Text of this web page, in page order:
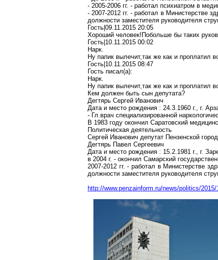
- 2005-2006 гг. - работал психиатром в
- 2007-2012 гг. - работал в Министерстве
должности заместителя руководителя
Гость|09.11.2015 20:05
Хороший человек!Побольше бы таких
Гость|10.11.2015 00:02
Нарк.
Ну папик вылечит,так же как и проплатил
Гость|10.11.2015 08:47
Гость писал(a):
Нарк.
Ну папик вылечит,так же как и проплатил
Кем должен быть сын депутата?
Дегтярь Сергей Иванович
Дата и место рождения : 24.3.1960 г., г.
- Гл.врач специализированной
В 1983 году окончил Саратовский
Политическая деятельность
Сергей Иванович депутат Пензенской
Дегтярь Павел Сергеевич
Дата и место рождения : 15.2.1981 г., г.
в 2004 г. - окончил Самарский
2007-2012 гг. - работал в Министерстве
должности заместителя руководителя
http://www.penzainform.ru/news/politics/